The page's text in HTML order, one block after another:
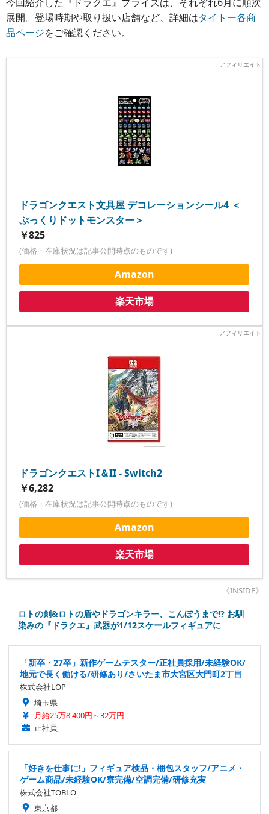
展開。登場時期や取り扱い店舗など、詳細はタイトー各商
品ページをご確認ください。
ドラゴンクエスト文具屋 デコレーションシール4 ＜
ぷっくりドットモンスター＞
￥825
(価格・在庫状況は記事公開時点のものです)
Amazon
楽天市場
ドラゴンクエストI＆II - Switch2
￥6,282
(価格・在庫状況は記事公開時点のものです)
Amazon
楽天市場
《INSIDE》
ロトの剣&ロトの盾やドラゴンキラー、こんぼうまで!? お馴
染みの『ドラクエ』武器が1/12スケールフィギュアに
「新卒・27卒」新作ゲームテスター/正社員採用/未経験OK/
地元で長く働ける/研修あり/さいたま市大宮区大門町2丁目
株式会社LOP
埼玉県
月給25万8,400円～32万円
正社員
「好きを仕事に!」フィギュア検品・梱包スタッフ/アニメ・
ゲーム商品/未経験OK/寮完備/空調完備/研修充実
株式会社TOBLO
東京都